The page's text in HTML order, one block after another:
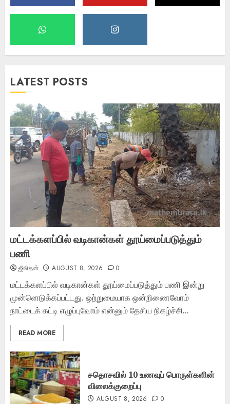
LATEST POSTS
மட்டக்களப்பில் வடிகான்கள் தூய்மைப்படுத்தும்
பணி
ஜீவிதன் AUGUST 8, 2026 0
மட்டக்களப்பில் வடிகான்கள் தூய்மைப்படுத்தும் பணி இன்று
முன்னெடுக்கப்பட்டது. ஒற்றுமையாக ஒன்றிணைவோம்
நாட்டைக் கட்டி எழுப்புவோம் என்னும் தேசிய நிகழ்ச்சி...
READ MORE
சதொசவில் 10 உணவுப் பொருள்களின்
விலைக்குறைப்பு
AUGUST 8, 2026 0